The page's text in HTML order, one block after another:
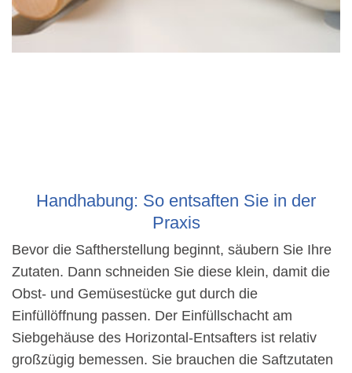
Handhabung: So entsaften Sie in der
Praxis
Bevor die Saftherstellung beginnt, säubern Sie Ihre
Zutaten. Dann schneiden Sie diese klein, damit die
Obst- und Gemüsestücke gut durch die
Einfüllöffnung passen. Der Einfüllschacht am
Siebgehäuse des Horizontal-Entsafters ist relativ
großzügig bemessen. Sie brauchen die Saftzutaten